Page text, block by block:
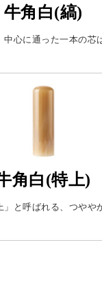
牛角白(縞)
心に通った一本の芯
角白(特上)
と呼ばれる、つやや